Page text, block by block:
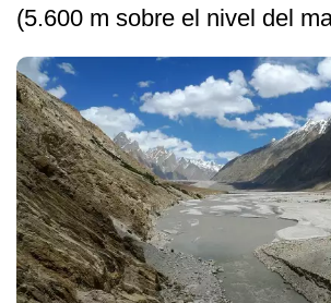
(5.600 m sobre el nivel del